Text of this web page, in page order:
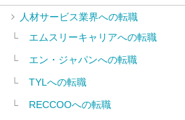
人材サービス業界への転職
エムスリーキャリアへの転職
エン・ジャパンへの転職
TYLへの転職
RECCOOへの転職